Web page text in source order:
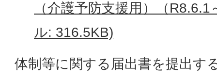
（介護予防支援用）（
ル: 316.5KB)
体制等に関する届出書を提出す